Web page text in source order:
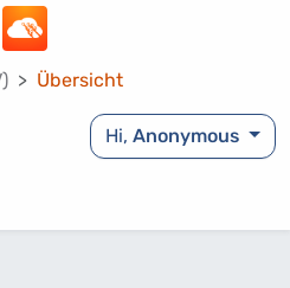
Übersicht
Hi,Anonymous